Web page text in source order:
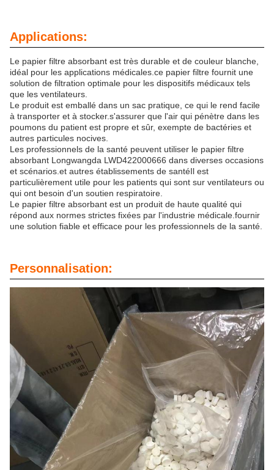
Applications:
Le papier filtre absorbant est très durable et de couleur blanche,
idéal pour les applications médicales.ce papier filtre fournit une
solution de filtration optimale pour les dispositifs médicaux tels
que les ventilateurs.
Le produit est emballé dans un sac pratique, ce qui le rend facile
à transporter et à stocker.s'assurer que l'air qui pénètre dans les
poumons du patient est propre et sûr, exempte de bactéries et
autres particules nocives.
Les professionnels de la santé peuvent utiliser le papier filtre
absorbant Longwangda LWD422000666 dans diverses occasions
et scénarios.et autres établissements de santéIl est
particulièrement utile pour les patients qui sont sur ventilateurs ou
qui ont besoin d'un soutien respiratoire.
Le papier filtre absorbant est un produit de haute qualité qui
répond aux normes strictes fixées par l'industrie médicale.fournir
une solution fiable et efficace pour les professionnels de la santé.
Personnalisation: